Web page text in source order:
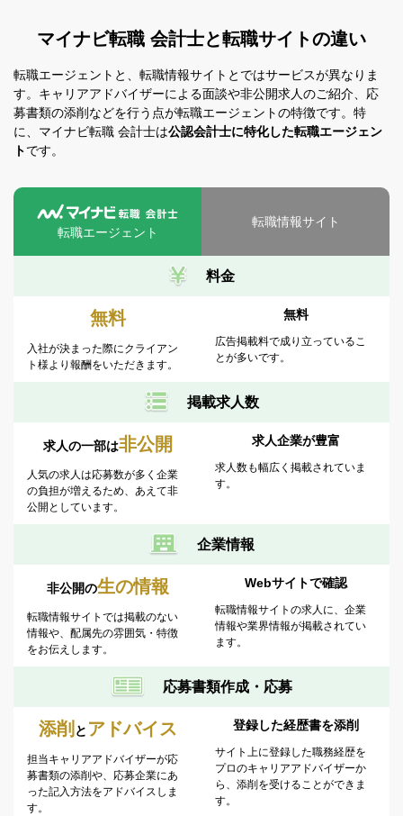
岩手県
宮城県
秋田県
山形県
栃木県
群馬県
埼玉県
千葉県
神奈川県
新潟県
富山県
石川県
福井県
長野県
東海エリア すべて
岐阜県
静岡県
愛知県
関西エリア
関西エリア すべて
滋賀県
京都府
兵庫県
中国・四国エリア
中国・四国エリア すべて
鳥取県
岡山県
香川県
九州・沖縄エリア
九州・沖縄エリア すべて
佐賀県
宮崎県
コンサルティングファーム
金融機関
その他
フルリモート 事業会社
監査法人 CFO
この条件で検索する
マイナビ転職 会計士と転職サイトの違い
転職エージェントと、転職情報サイトとではサービスが異なりま
す。 キャリアアドバイザーによる面談や非公開求人のご紹介、応
募書類の添削などを行う点が転職エージェントの特徴です。 特
に、マイナビ転職 会計士は公認会計士に特化した転職エージェン
トです。
転職エージェント
転職情報サイト
無料
入社が決まった際にクライアン
ト様より報酬をいただきます。
料金
無料
広告掲載料で成り立っているこ
とが多いです。
求人の一部は非公開
人気の求人は応募数が多く企業
の負担が増えるため、あえて非
公開としています。
掲載求人数
求人企業が豊富
求人数も幅広く掲載されていま
す。
非公開の生の情報
転職情報サイトでは掲載のない
情報や、配属先の雰囲気・特徴
をお伝えします。
企業情報
Webサイトで確認
転職情報サイトの求人に、企業
情報や業界情報が掲載されてい
ます。
添削 と アドバイス
担当キャリアアドバイザーが応
募書類の添削や、応募企業にあ
った記入方法をアドバイスしま
す。
応募書類作成・応募
登録した経歴書を添削
サイト上に登録した職務経歴を
プロのキャリアアドバイザーか
ら、添削を受けることができま
す。